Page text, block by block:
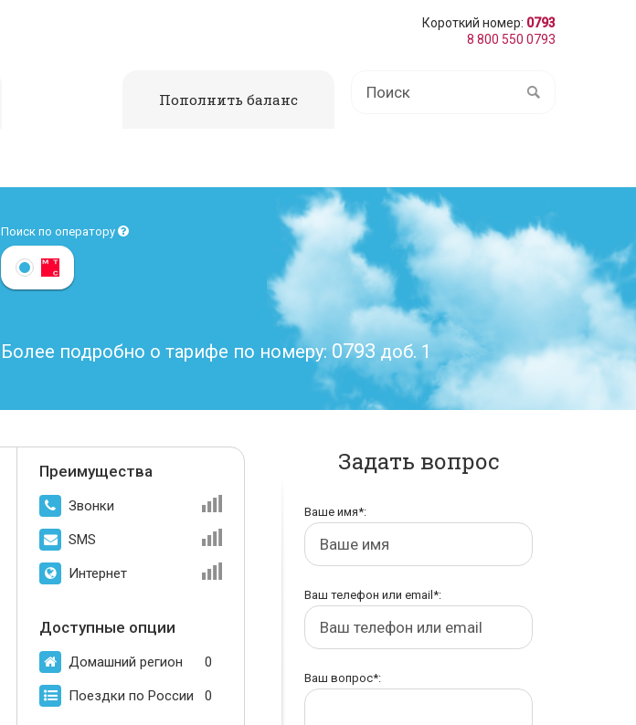
Короткий номер: 0793
8 800 550 0793
Пополнить баланс
Поиск по оператору
Более подробно о тарифе по номеру: 0793 доб. 1
Преимущества
Звонки
SMS
Интернет
Доступные опции
Домашний регион 0
Поездки по России 0
Задать вопрос
Ваше имя*:
Ваш телефон или email*:
Ваш вопрос*: